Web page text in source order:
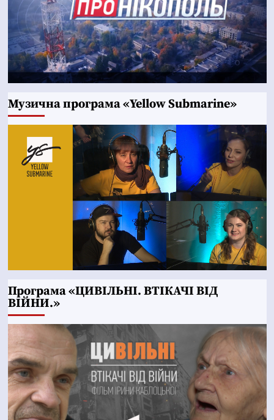
Музична програма «Yellow Submarine»
Програма «ЦИВІЛЬНІ. ВТІКАЧІ ВІД
ВІЙНИ.»